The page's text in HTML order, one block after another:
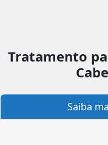
Tratamento
Saiba